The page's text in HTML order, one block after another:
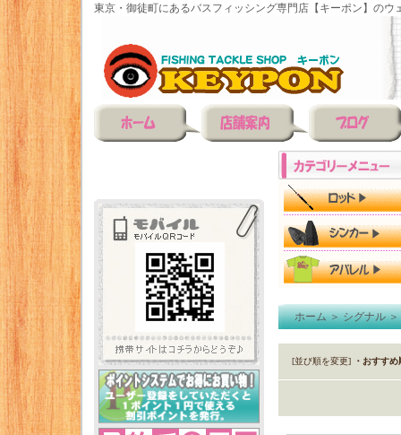
東京・御徒町にあるバスフィッシング専門店【キーポン】のウ
ホーム＞シグナル＞
[並び順を変更] ・おすすめ